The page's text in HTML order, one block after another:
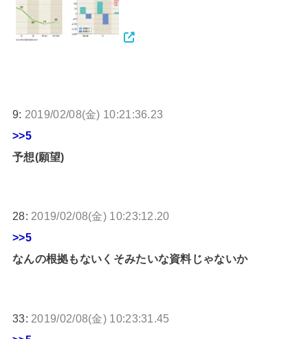
9: 2019/02/08(金) 10:21:36.23
>>5
予想(願望)
28: 2019/02/08(金) 10:23:12.20
>>5
なんの根拠もないくそみたいな資料じゃないか
33: 2019/02/08(金) 10:23:31.45